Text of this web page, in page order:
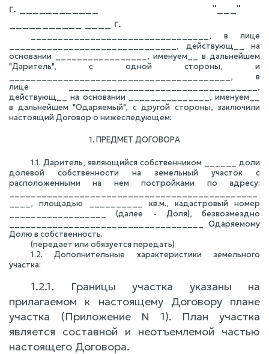
г. ____________ "___"
___________ ____ г.
_________________________________, в лице
_______________________________, действующ__ на
основании _________________, именуем__ в дальнейшем
"Даритель", с одной стороны, и
_________________________________________, в
лице ___________________________________,
действующ__ на основании _______________, именуем__
в дальнейшем "Одаряемый", с другой стороны, заключили
настоящий Договор о нижеследующем:
1. ПРЕДМЕТ ДОГОВОРА
1.1. Даритель, являющийся собственником ______ доли
долевой собственности на земельный участок с
расположенными на нем постройками по адресу:
____, площадью __________ кв.м., кадастровый номер
__________________ (далее - Доля), безвозмездно
____________________________________ Одаряемому
Долю в собственность.
(передает или обязуется передать)
1.2. Дополнительные характеристики земельного
участка:
1.2.1. Границы участка указаны на
прилагаемом к настоящему Договору плане
участка (Приложение N 1). План участка
является составной и неотъемлемой частью
настоящего Договора.